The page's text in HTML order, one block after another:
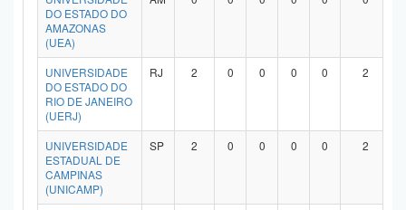
DO ESTADO DO
AMAZONAS
(UEA)
UNIVERSIDADE
DO ESTADO DO
RIO DE JANEIRO
(UERJ)
RJ 2 0 0 0 0 2
UNIVERSIDADE
ESTADUAL DE
CAMPINAS
(UNICAMP)
SP 2 0 0 0 0 2